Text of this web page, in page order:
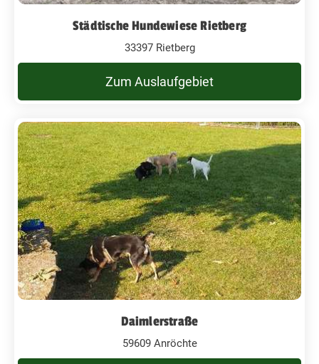
Städtische Hundewiese Rietberg
33397 Rietberg
Zum Auslaufgebiet
Daimlerstraße
59609 Anröchte